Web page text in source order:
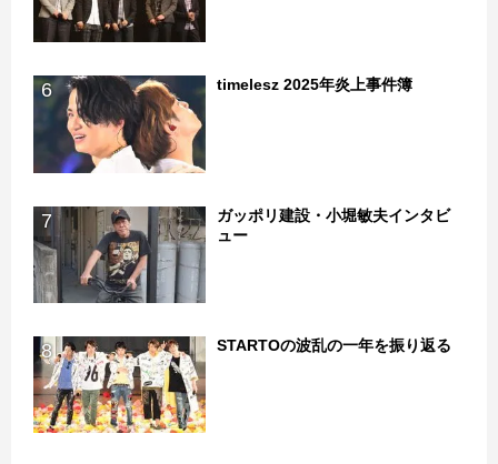
6 timelesz 2025年炎上事件簿
7
ガッポリ建設・小堀敏夫インタビ
ュー
8 STARTOの波乱の一年を振り返る